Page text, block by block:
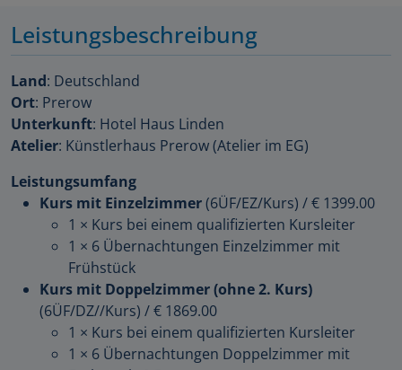
Leistungsbeschreibung
Land: Deutschland
Ort: Prerow
Unterkunft: Hotel Haus Linden
Atelier: Künstlerhaus Prerow (Atelier im EG)
Leistungsumfang
Kurs mit Einzelzimmer(6ÜF/EZ/Kurs) /€ 1399.00
1 × Kurs bei einem qualifizierten Kursleiter
1 × 6 Übernachtungen Einzelzimmer mit
Frühstück
Kurs mit Doppelzimmer (ohne 2. Kurs)
(6ÜF/DZ//Kurs) /€ 1869.00
1 × Kurs bei einem qualifizierten Kursleiter
1 × 6 Übernachtungen Doppelzimmer mit